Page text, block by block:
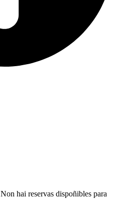
Non hai reservas dispoñibles para